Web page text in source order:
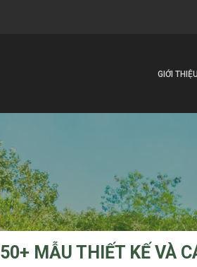
GIỚI THIỆU
50+ MẪU THIẾT KẾ VÀ